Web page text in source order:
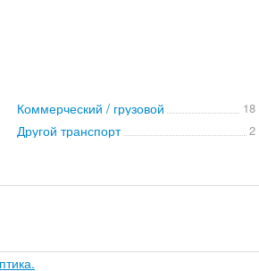
Коммерческий / грузовой 18
Другой транспорт 2